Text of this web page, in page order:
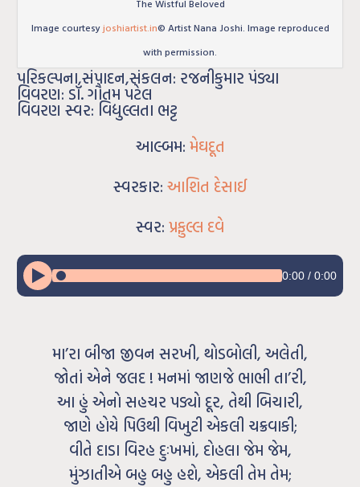
The Wistful Beloved
Image courtesyjoshiartist.in© Artist Nana Joshi. Image reproduced
with permission.
પરિકલ્પના,સંપાદન,સંકલન: રજનીકુમાર પંડ્યા
વિવરણ: ડૉ. ગૌતમ પટેલ
વિવરણ સ્વર: વિદ્યુલ્લતા ભટ્ટ
આલ્બમ: મેઘદૂત
સ્વરકાર: આશિત દેસાઈ
સ્વર: પ્રફુલ્લ દવે
0:00/ 0:00
મા’રા બીજા જીવન સરખી, થોડબોલી, અલેતી,
જોતાં એને જલદ ! મનમાં જાણજે ભાભી તા’રી,
આ હું એનો સહચર પડ્યો દૂર, તેથી બિચારી,
જાણે હોયે પિઉથી વિખુટી એકલી ચક્રવાકી;
વીતે દાડા વિરહ દુઃખમાં, દોહલા જેમ જેમ,
મુંઝાતીએ બહુ બહુ હશે, એકલી તેમ તેમ;